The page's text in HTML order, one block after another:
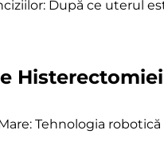
După ce uterul
Tehnologia